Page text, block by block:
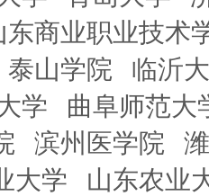
东商业职业技术
泰山学院
临沂
学
曲阜师范大
滨州医学院
大学
山东农业